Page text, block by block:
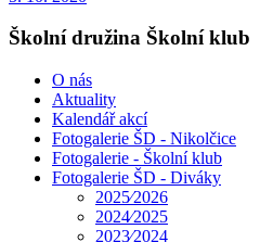
Školní družina Školní klub
O nás
Aktuality
Kalendář akcí
Fotogalerie ŠD - Nikolčice
Fotogalerie - Školní klub
Fotogalerie ŠD - Diváky
2025⁄2026
2024⁄2025
2023⁄2024